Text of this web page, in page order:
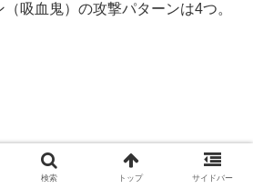
吸血鬼）の攻撃パターンは4つ。
がら移動するため、斬り上げ→ジャ
検索 トップ サイドバー